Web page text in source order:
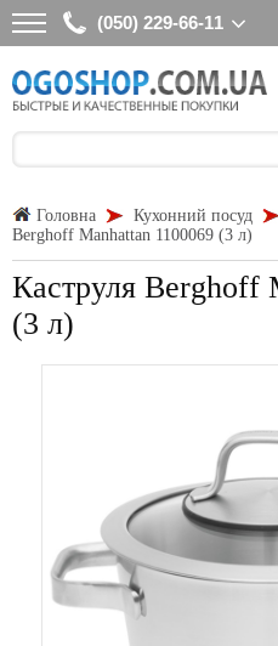
(050) 229-66-11
Головна Кухонний посуд
Berghoff Manhattan 1100069 (3 л)
Каструля Berghoff
(3 л)